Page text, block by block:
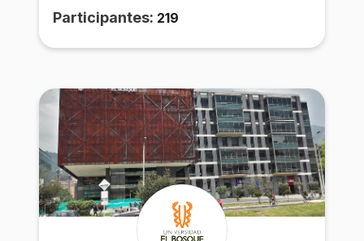
cuenta con doctorado.6​ Está
compuesta por 12 unidades
académicas divididas en 10
Interdisciplinario de Estudios sobre
Desarrollo. Ofrece 43 programas de
pregrado, 33 especializaciones, 76
maestrías y 17 doctorados.Cuenta con
más de 143 grupos de investigación y
posee un sistema de bibliotecas, el
cual alberga una colección de 681 717
volúmenes de libros que datan desde
la Edad Media hasta la actualidad.
Participantes: 219